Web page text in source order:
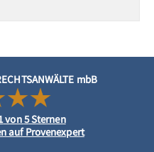
mbB
von5Sternen
auf Provenexpert